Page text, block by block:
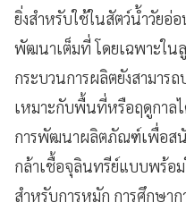
ยิ่งสำหรับใช้ในสัตว์น้ำวัยอ่
พัฒนาเต็มที่ โดยเฉพาะใน
กระบวนการผลิตยังสามาร
เหมาะกับพื้นที่หรือฤดูกาลไ
การพัฒนาผลิตภัณฑ์เพื่อส
กล้าเชื้อจุลินทรีย์แบบพร้อ
สำหรับการหมัก การศึกษา